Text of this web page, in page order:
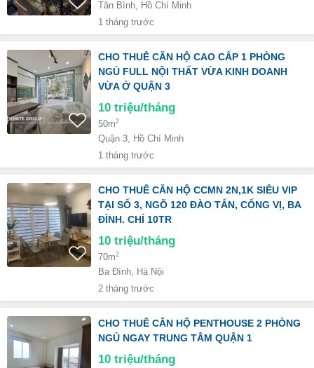
Tân Bình, Hồ Chí Minh
1 tháng trước
CHO THUÊ CĂN HỘ CAO CẤP 1 PHÒNG
NGỦ FULL NỘI THẤT VỪA KINH DOANH
VỪA Ở QUẬN 3
10 triệu/tháng
50m2
Quận 3, Hồ Chí Minh
1 tháng trước
CHO THUÊ CĂN HỘ CCMN 2N,1K SIÊU VIP
TẠI SỐ 3, NGÕ 120 ĐÀO TẤN, CỐNG VỊ, BA
ĐÌNH. CHỈ 10TR
10 triệu/tháng
70m2
Ba Đình, Hà Nội
2 tháng trước
CHO THUÊ CĂN HỘ PENTHOUSE 2 PHÒNG
NGỦ NGAY TRUNG TÂM QUẬN 1
10 triệu/tháng